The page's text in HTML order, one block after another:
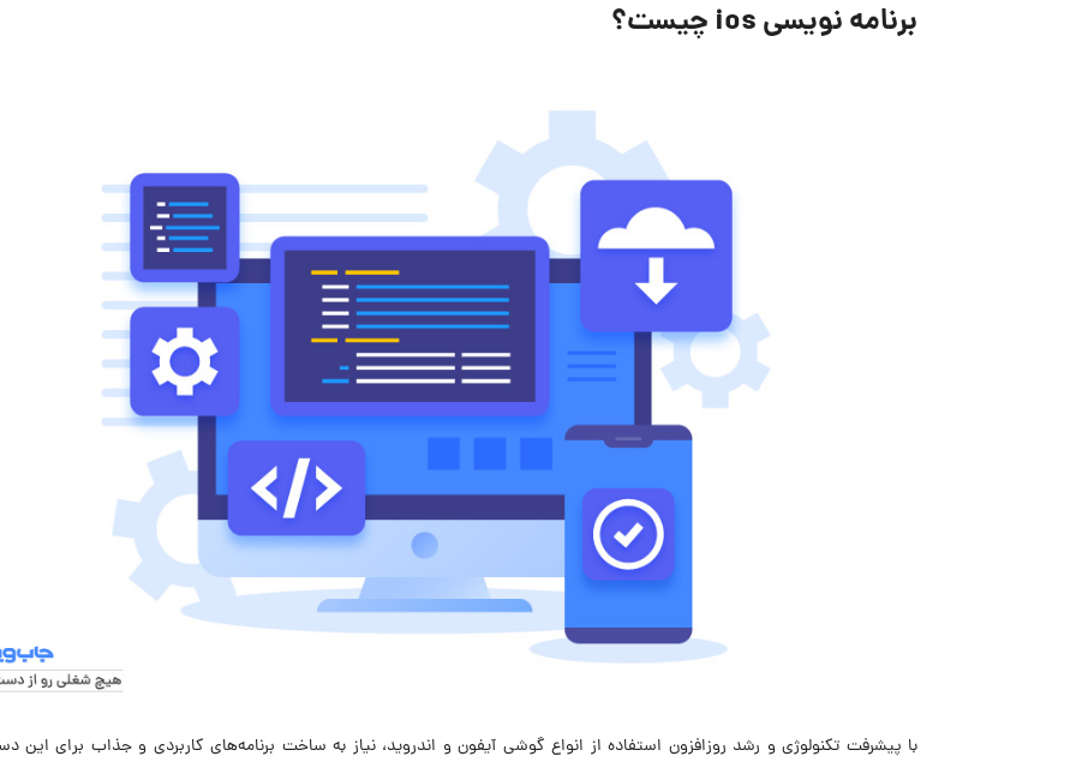
برنامه نویسی ios چیست؟
با پیشرفت تکنولوژی و رشد روزافزون استفاده از انواع گوشی‌ آیفون و اندروید، نیاز به ساخت برنامه‌های کاربردی و جذاب برای این